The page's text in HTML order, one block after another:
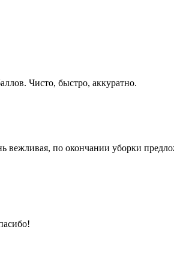
Чисто, быстро, аккуратно.
вежливая, по окончании уборки